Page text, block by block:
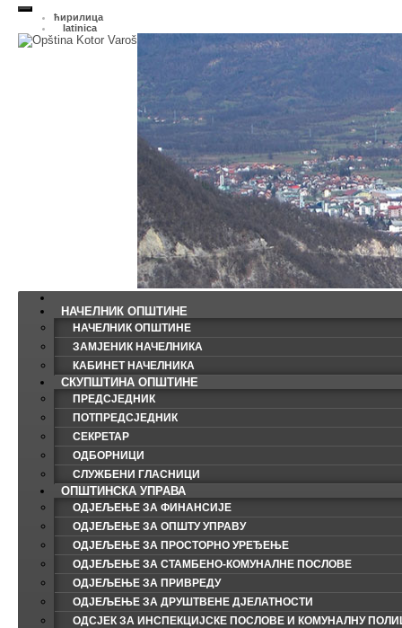
ћирилица
latinica
НАЧЕЛНИК ОПШТИНЕ
НАЧЕЛНИК ОПШТИНЕ
ЗАМЈЕНИК НАЧЕЛНИКА
КАБИНЕТ НАЧЕЛНИКА
СКУПШТИНА ОПШТИНЕ
ПРЕДСЈЕДНИК
ПОТПРЕДСЈЕДНИК
СЕКРЕТАР
ОДБОРНИЦИ
СЛУЖБЕНИ ГЛАСНИЦИ
ОПШТИНСКА УПРАВА
ОДЈЕЉЕЊЕ ЗА ФИНАНСИЈЕ
ОДЈЕЉЕЊЕ ЗА ОПШТУ УПРАВУ
ОДЈЕЉЕЊЕ ЗА ПРОСТОРНО УРЕЂЕЊЕ
ОДЈЕЉЕЊЕ ЗА СТАМБЕНО-КОМУНАЛНЕ ПОСЛОВЕ
ОДЈЕЉЕЊЕ ЗА ПРИВРЕДУ
ОДЈЕЉЕЊЕ ЗА ДРУШТВЕНЕ ДЈЕЛАТНОСТИ
ОДСЈЕК ЗА ИНСПЕКЦИЈСКЕ ПОСЛОВЕ И КОМУНАЛНУ